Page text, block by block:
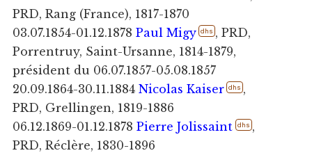
PRD, Rang (France), 1817-1870
03.07.1854-01.12.1878 Paul Migy dhs , PRD,
Porrentruy, Saint-Ursanne, 1814-1879,
président du 06.07.1857-05.08.1857
20.09.1864-30.11.1884 Nicolas Kaiser dhs ,
PRD, Grellingen, 1819-1886
06.12.1869-01.12.1878 Pierre Jolissaint dhs ,
PRD, Réclère, 1830-1896